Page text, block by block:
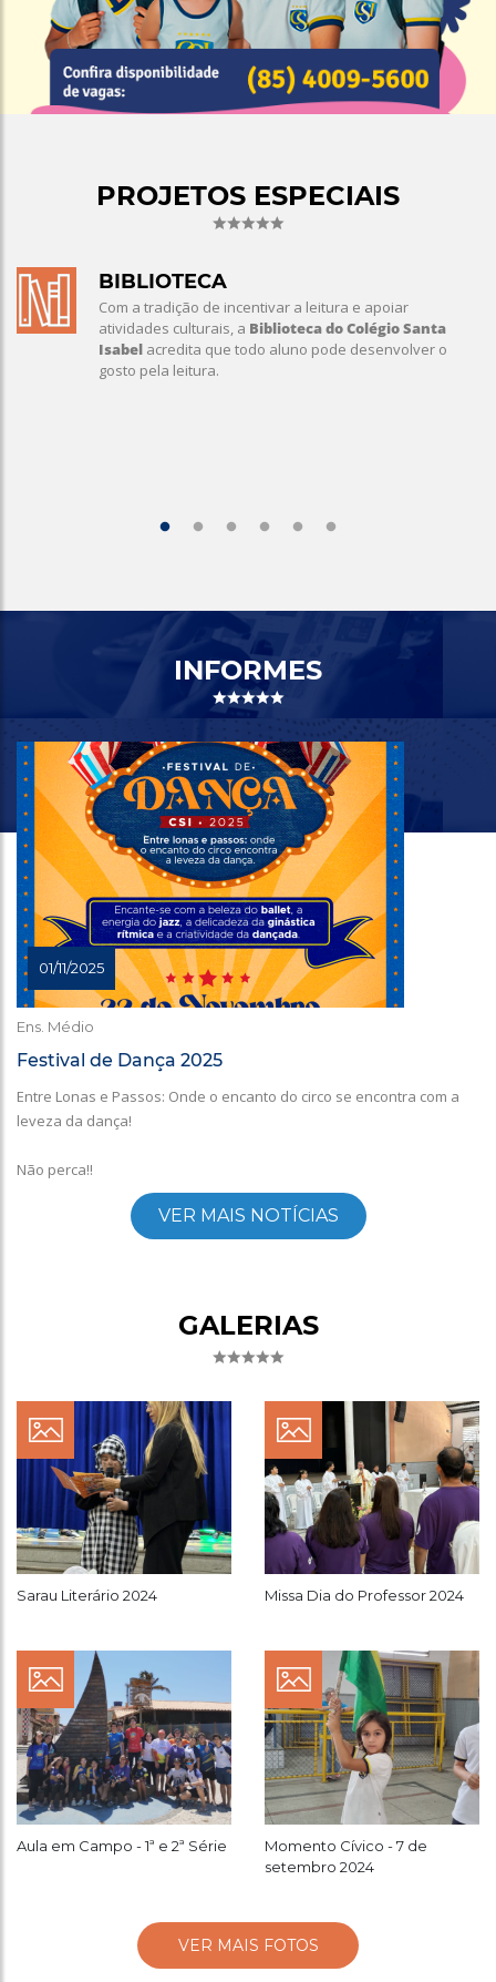
PROJETOS ESPECIAIS
BIBLIOTECA
Com a tradição de incentivar a leitura e apoiar
atividades culturais, a Biblioteca do Colégio Santa
Isabel acredita que todo aluno pode desenvolver o
gosto pela leitura.
INFORMES
01/11/2025
Ens. Médio
Festival de Dança 2025
Entre Lonas e Passos: Onde o encanto do circo se encontra com a
leveza da dança!
Não perca!!
VER MAIS NOTÍCIAS
GALERIAS
Sarau Literário 2024 Missa Dia do Professor 2024
Aula em Campo - 1ª e 2ª Série
Momento Cívico - 7 de
setembro 2024
VER MAIS FOTOS